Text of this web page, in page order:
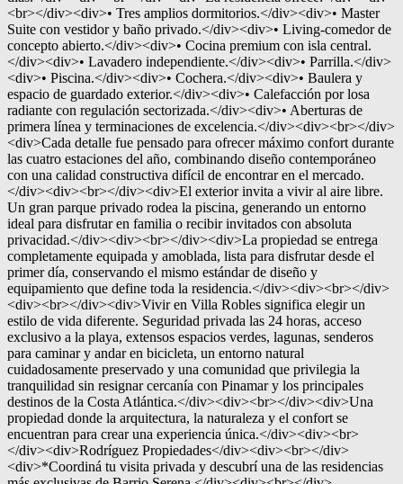
<br></div><div>• Tres amplios dormitorios.</div><div>• Master
Suite con vestidor y baño privado.</div><div>• Living-comedor de
concepto abierto.</div><div>• Cocina premium con isla central.
</div><div>• Lavadero independiente.</div><div>• Parrilla.</div>
<div>• Piscina.</div><div>• Cochera.</div><div>• Baulera y
espacio de guardado exterior.</div><div>• Calefacción por losa
radiante con regulación sectorizada.</div><div>• Aberturas de
primera línea y terminaciones de excelencia.</div><div><br></div>
<div>Cada detalle fue pensado para ofrecer máximo confort durante
las cuatro estaciones del año, combinando diseño contemporáneo
con una calidad constructiva difícil de encontrar en el mercado.
</div><div><br></div><div>El exterior invita a vivir al aire libre.
Un gran parque privado rodea la piscina, generando un entorno
ideal para disfrutar en familia o recibir invitados con absoluta
privacidad.</div><div><br></div><div>La propiedad se entrega
completamente equipada y amoblada, lista para disfrutar desde el
primer día, conservando el mismo estándar de diseño y
equipamiento que define toda la residencia.</div><div><br></div>
<div><br></div><div>Vivir en Villa Robles significa elegir un
estilo de vida diferente. Seguridad privada las 24 horas, acceso
exclusivo a la playa, extensos espacios verdes, lagunas, senderos
para caminar y andar en bicicleta, un entorno natural
cuidadosamente preservado y una comunidad que privilegia la
tranquilidad sin resignar cercanía con Pinamar y los principales
destinos de la Costa Atlántica.</div><div><br></div><div>Una
propiedad donde la arquitectura, la naturaleza y el confort se
encuentran para crear una experiencia única.</div><div><br>
</div><div>Rodríguez Propiedades</div><div><br></div>
<div>*Coordiná tu visita privada y descubrí una de las residencias